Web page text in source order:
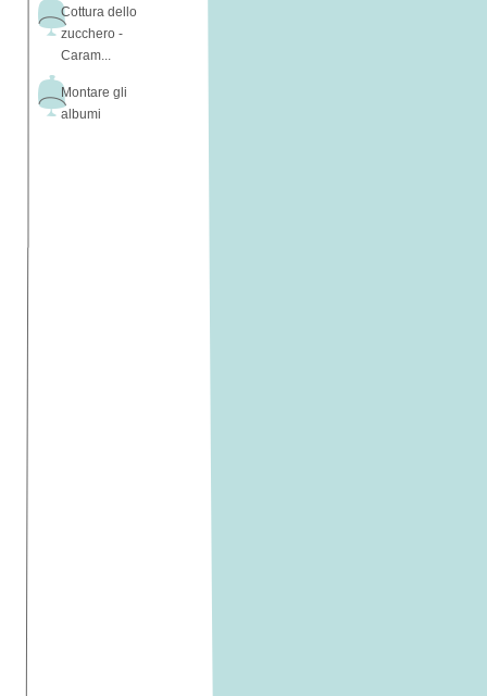
Cottura dello
zucchero -
Caram...
Montare gli
albumi